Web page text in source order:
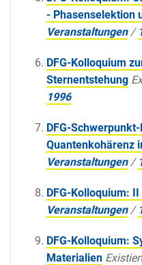
- Phasenselektion
Veranstaltungen /
DFG-Kolloquium
Sternentstehung
1996
DFG-
Quantenkohärenz
Veranstaltungen /
DFG-Kolloquium:
Veranstaltungen /
DFG-Kolloquium:
Materialien